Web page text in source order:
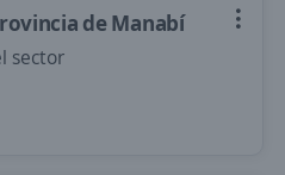
de Manabí
sector